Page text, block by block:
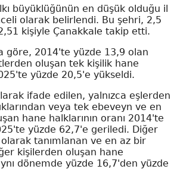
büyüklüğünün en düşük olduğu il
olarak belirlendi. Bu şehri, 2,5
kişiyle Çanakkale takip etti.
göre, 2014'te yüzde 13,9 olan
oluşan tek kişilik hane
yüzde 20,5'e yükseldi.
ifade edilen, yalnızca eşlerden
veya tek ebeveyn ve en
hane halklarının oranı 2014'te
yüzde 62,7'e geriledi. Diğer
tanımlanan ve en az bir
kişilerden oluşan hane
dönemde yüzde 16,7'den yüzde